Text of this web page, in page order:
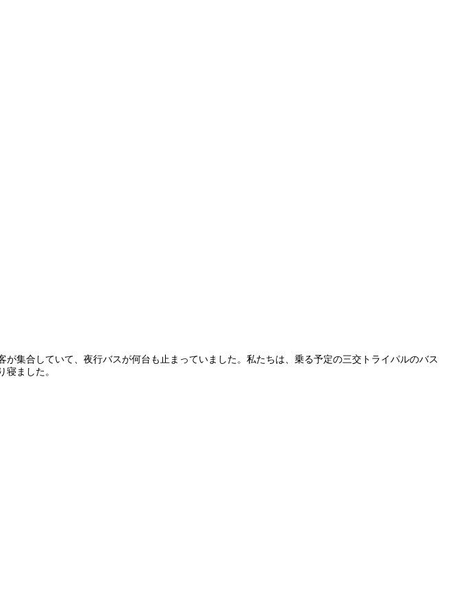
集合していて、夜行バスが何台も止まっていました。私たちは、乗る予定の三交トライパルのバス
ました。